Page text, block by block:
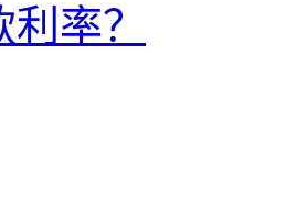
利率？